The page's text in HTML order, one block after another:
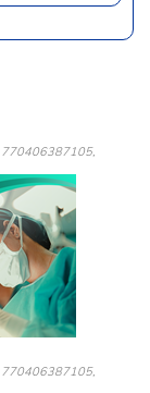
770406387105,
770406387105,